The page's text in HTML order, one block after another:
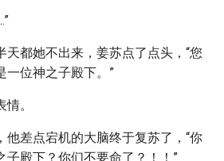
天都她不出来，姜苏点了点头，“您
一位神之子殿下。”
。
他差点宕机的大脑终于复苏了，“你
子殿下？你们不要命了？！！”